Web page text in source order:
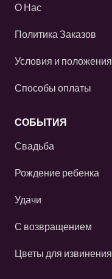
О Нас
Политика Заказов
Условия и положения
Способы оплаты
СОБЫТИЯ
Свадьба
Рождение ребенка
Удачи
С возвращением
Цветы для извинения